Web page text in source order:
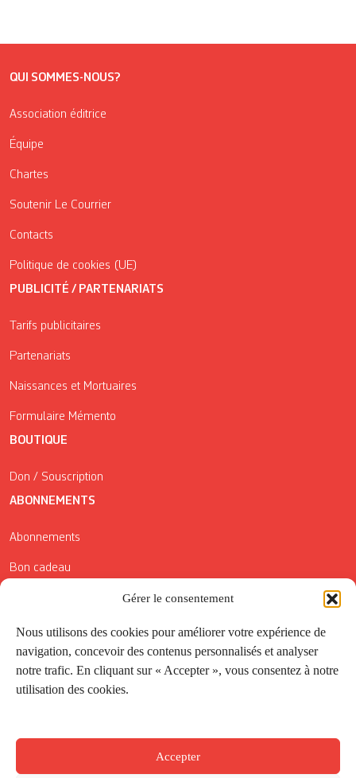
Gérer le consentement
Nous utilisons des cookies pour améliorer votre expérience de
navigation, concevoir des contenus personnalisés et analyser
notre trafic. En cliquant sur « Accepter », vous consentez à notre
utilisation des cookies.
Accepter
QUI SOMMES-NOUS?
Association éditrice
Équipe
Chartes
Soutenir Le Courrier
Contacts
Politique de cookies (UE)
PUBLICITÉ / PARTENARIATS
Tarifs publicitaires
Partenariats
Naissances et Mortuaires
Formulaire Mémento
BOUTIQUE
Don / Souscription
ABONNEMENTS
Abonnements
Bon cadeau
Conditions générales de vente
Réductions de la Carte Côté Courrier
Application